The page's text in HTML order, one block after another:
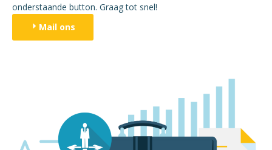
onderstaande button. Graag tot snel!
Mail ons